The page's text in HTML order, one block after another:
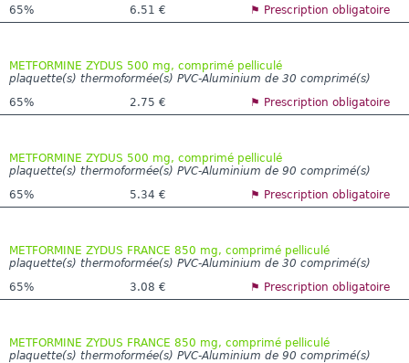
65%
6.51 € ⚑ Prescription obligatoire
METFORMINE ZYDUS 500 mg, comprimé pelliculé
plaquette(s) thermoformée(s) PVC-Aluminium de 30 comprimé(s)
65%
2.75 € ⚑ Prescription obligatoire
METFORMINE ZYDUS 500 mg, comprimé pelliculé
plaquette(s) thermoformée(s) PVC-Aluminium de 90 comprimé(s)
65%
5.34 € ⚑ Prescription obligatoire
METFORMINE ZYDUS FRANCE 850 mg, comprimé pelliculé
plaquette(s) thermoformée(s) PVC-Aluminium de 30 comprimé(s)
65%
3.08 € ⚑ Prescription obligatoire
METFORMINE ZYDUS FRANCE 850 mg, comprimé pelliculé
plaquette(s) thermoformée(s) PVC-Aluminium de 90 comprimé(s)